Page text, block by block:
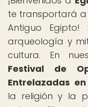
te transportará a
Antiguo Egipto!
arqueología y
cultura. En
Festival de
Entrelazadas
la religión y la